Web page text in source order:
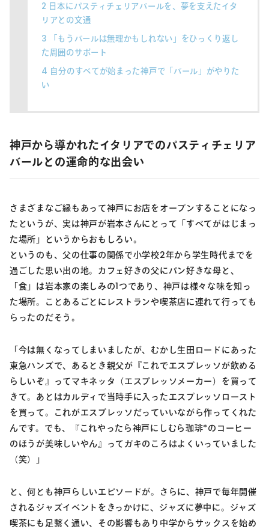
2 日本にパスティチェリアバールを、夢を支えたイタ
リアとの文通
3 「もうバールは無理かもしれない」をひっくり返し
た周囲のサポート
4 自分のすべてが始まった神戸で「バール」がやりた
い
神戸から導かれたイタリアでのパスティチェリア
バールとの運命的な出会い
さまざまなご縁もあって神戸にお店をオープンすることになっ
たというが、実は神戸が岩本さんにとって「すべてがはじまっ
た場所」というからおもしろい。
というのも、父の仕事の関係で小学校2年から学生時代までを
過ごした思い出の地。カフェ好きの父にパン好きな母と、
「食」は岩本家の楽しみの1つであり、神戸は様々な味を知っ
た場所。ことあるごとにレストランや喫茶店に連れて行っても
らったのだそう。
「今は無くなってしまいましたが、むかし生田ロードにあった
東急ハンズで、あるとき親父が『これでエスプレッソが飲める
らしいぞ』ってマキネッタ（エスプレッソメーカー）を買って
きて。あとはカルディで当時手に入ったエスプレッソロースト
を買って。これがエスプレッソだっていいながら作ってくれた
んです。でも、『これやったら神戸にしむら珈琲*のコーヒー
のほうが美味しいやん』ってガキのころはよくいっていました
（笑）」
と、何とも神戸らしいエピソードが。さらに、神戸で毎年開催
されるジャズイベントをきっかけに、ジャズに夢中に。ジャズ
喫茶にも足繫く通い、その影響もあり中学からサックスを始め